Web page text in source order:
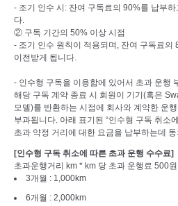
- 조기 인수 시: 잔여 구독료의 90%를 납부
다.
② 구독 기간의 50% 이상 시점
- 조기 인수 원칙이 적용되며, 잔여 구독료의
이전받게 됩니다.
- 인수형 구독을 이용함에 있어서 초과 운행
해당 구독 계약 종료 시 회원이 기기(혹은
모델)를 반환하는 시점에 회사와 계약한 운
부과됩니다. 아래 표기된 “인수형 구독 취소
초과 약정 거리에 대한 요금을 납부하는데
[인수형 구독 취소에 따른 초과 운행 수수료]
초과운행거리 km * km 당 초과 운행료 500원
3개월 : 1,000km
6개월 : 2,000km